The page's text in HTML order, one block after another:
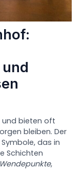
und bieten oft
bleiben. Der
das in
Schichten
Wendepunkte,